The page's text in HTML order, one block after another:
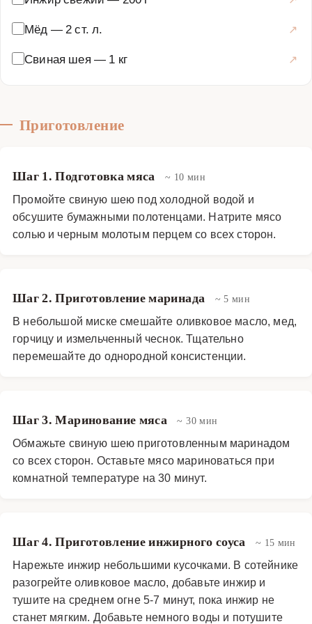
Мёд — 2 ст. л.
Свиная шея — 1 кг
Приготовление
Шаг 1. Подготовка мяса ~ 10 мин
Промойте свиную шею под холодной водой и
обсушите бумажными полотенцами. Натрите мясо
солью и черным молотым перцем со всех сторон.
Шаг 2. Приготовление маринада ~ 5 мин
В небольшой миске смешайте оливковое масло, мед,
горчицу и измельченный чеснок. Тщательно
перемешайте до однородной консистенции.
Шаг 3. Маринование мяса ~ 30 мин
Обмажьте свиную шею приготовленным маринадом
со всех сторон. Оставьте мясо мариноваться при
комнатной температуре на 30 минут.
Шаг 4. Приготовление инжирного соуса ~ 15 мин
Нарежьте инжир небольшими кусочками. В сотейнике
разогрейте оливковое масло, добавьте инжир и
тушите на среднем огне 5-7 минут, пока инжир не
станет мягким. Добавьте немного воды и потушите